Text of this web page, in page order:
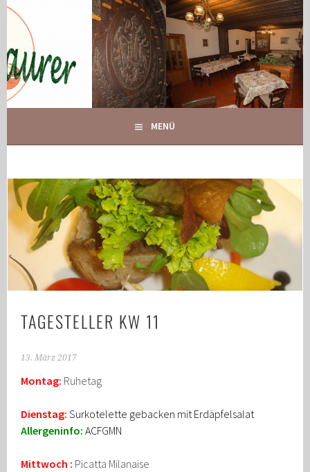
Springe
zum
Inhalt
GASTHOF MAURER
IHR GASTHOF IN GLOGGNITZ
MENÜ
TAGESTELLER KW 11
13. März 2017
Montag: Ruhetag
Dienstag:Surkotelette gebacken mit Erdäpfelsalat
Allergeninfo: ACFGMN
Mittwoch : Picatta Milanaise